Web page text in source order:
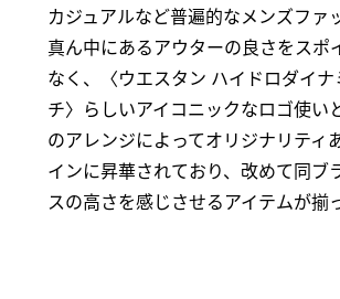
カジュアルなど普遍的なメンズファ
真ん中にあるアウターの良さをスポ
なく、〈ウエスタン ハイドロダイ
チ〉らしいアイコニックなロゴ使い
のアレンジによってオリジナリティ
インに昇華されており、改めて同ブ
スの高さを感じさせるアイテムが揃